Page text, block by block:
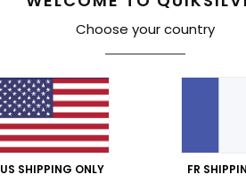
Choose your country
US SHIPPING ONLY FR